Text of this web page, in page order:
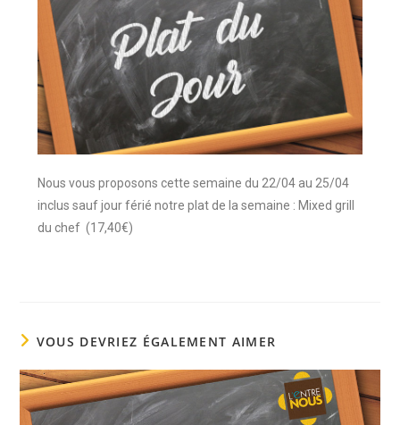
Nous vous proposons cette semaine du 22/04 au 25/04
inclus sauf jour férié notre plat de la semaine : Mixed grill
du chef (17,40€)
VOUS DEVRIEZ ÉGALEMENT AIMER